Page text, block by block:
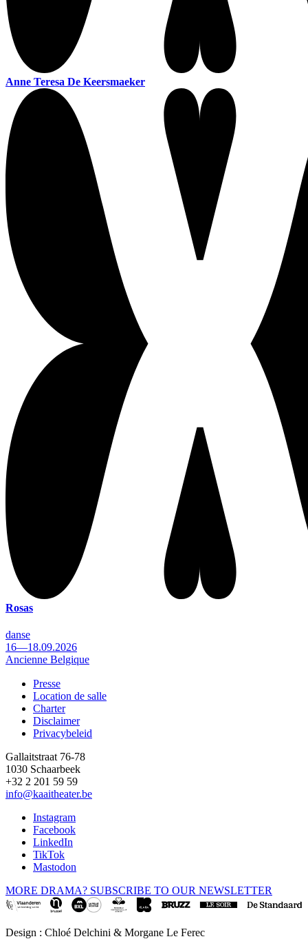
Anne Teresa De Keersmaeker
Rosas
danse
16—18.09.2026
Ancienne Belgique
Footer
Presse
Location de salle
Charter
Disclaimer
Privacybeleid
Gallaitstraat 76-78
1030 Schaarbeek
+32 2 201 59 59
info@kaaitheater.be
Instagram
Facebook
LinkedIn
TikTok
Mastodon
MORE DRAMA? SUBSCRIBE TO OUR NEWSLETTER
Design : Chloé Delchini & Morgane Le Ferec